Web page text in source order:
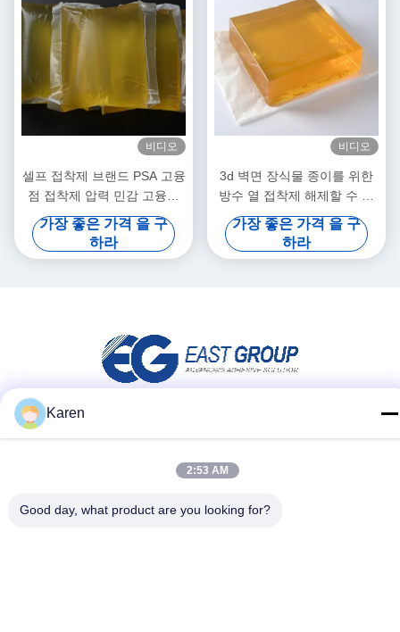
비디오
셀프 접착제 브랜드 PSA 고융
점 접착제 압력 민감 고융점
접착제
가장 좋은 가격 을 구
하라
비디오
3d 벽면 장식물 종이를 위한
방수 열 접착제 해제할 수 있
는 압력 감응 접착제
가장 좋은 가격 을 구
하라
빠른 연락
Karen
2:53 AM
Good day, what product are you looking for?